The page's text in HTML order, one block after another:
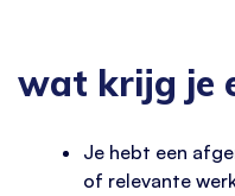
wat krijg je
Je hebt een
of relevante